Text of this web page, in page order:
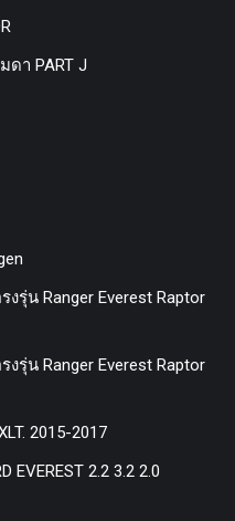
ดา PART J
รุ่น Ranger Everest Raptor
รุ่น Ranger Everest Raptor
2015-2017
2.2 3.2 2.0